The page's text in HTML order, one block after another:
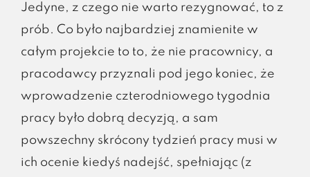
Jedyne, z czego nie warto rezygnować, to z
prób. Co było najbardziej znamienite w
całym projekcie to to, że nie pracownicy, a
pracodawcy przyznali pod jego koniec, że
wprowadzenie czterodniowego tygodnia
pracy było dobrą decyzją, a sam
powszechny skrócony tydzień pracy musi w
ich ocenie kiedyś nadejść, spełniając (z